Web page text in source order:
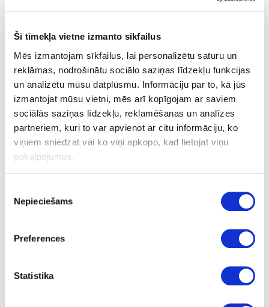
Šī tīmekļa vietne izmanto sīkfailus
Mēs izmantojam sīkfailus, lai personalizētu saturu un
reklāmas, nodrošinātu sociālo saziņas līdzekļu funkcijas
un analizētu mūsu datplūsmu. Informāciju par to, kā jūs
izmantojat mūsu vietni, mēs arī kopīgojam ar saviem
sociālās saziņas līdzekļu, reklamēšanas un analīzes
partneriem, kuri to var apvienot ar citu informāciju, ko
viņiem sniedzat vai ko viņi apkopo, kad lietojat viņu
pakalpojumus.
izvēle
Nepieciešams
Preferences
Statistika
Ask question
Share product link
Print
special price 24-L182374
Cylinder boring bit LEUCO,
D26x70x10mm